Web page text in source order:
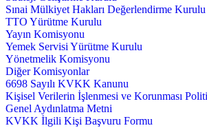
Sınai Mülkiyet Hakları Değerlendirme Kurulu
TTO Yürütme Kurulu
Yayın Komisyonu
Yemek Servisi Yürütme Kurulu
Yönetmelik Komisyonu
Diğer Komisyonlar
6698 Sayılı KVKK Kanunu
Kişisel Verilerin İşlenmesi ve Korunması
Genel Aydınlatma Metni
KVKK İlgili Kişi Başvuru Formu